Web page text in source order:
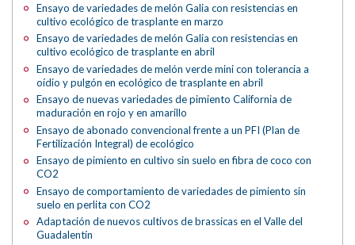
Ensayo de variedades de melón Galia con resistencias en
cultivo ecológico de trasplante en marzo
Ensayo de variedades de melón Galia con resistencias en
cultivo ecológico de trasplante en abril
Ensayo de variedades de melón verde mini con tolerancia a
oídio y pulgón en ecológico de trasplante en abril
Ensayo de nuevas variedades de pimiento California de
maduración en rojo y en amarillo
Ensayo de abonado convencional frente a un PFI (Plan de
Fertilización Integral) de ecológico
Ensayo de pimiento en cultivo sin suelo en fibra de coco con
CO2
Ensayo de comportamiento de variedades de pimiento sin
suelo en perlita con CO2
Adaptación de nuevos cultivos de brassicas en el Valle del
Guadalentín